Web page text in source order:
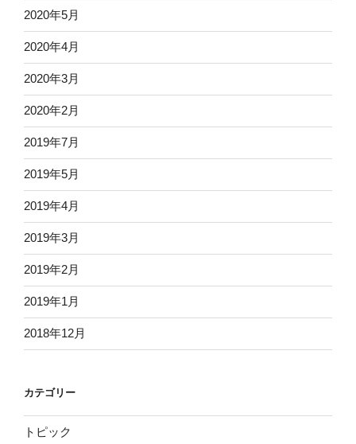
2020年5月
2020年4月
2020年3月
2020年2月
2019年7月
2019年5月
2019年4月
2019年3月
2019年2月
2019年1月
2018年12月
カテゴリー
トピック